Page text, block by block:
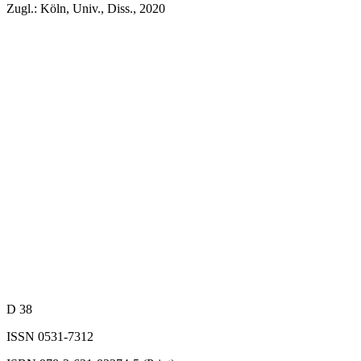
Zugl.: Köln, Univ., Diss., 2020
D 38
ISSN 0531-7312